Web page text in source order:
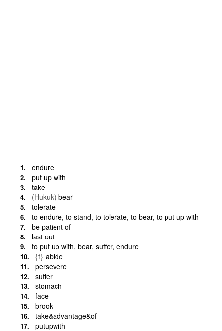
endure
put up with
take
(Hukuk) bear
tolerate
to endure, to stand, to tolerate, to bear, to put up with
be patient of
last out
to put up with, bear, suffer, endure
{f} abide
persevere
suffer
stomach
face
brook
take&advantage&of
putupwith